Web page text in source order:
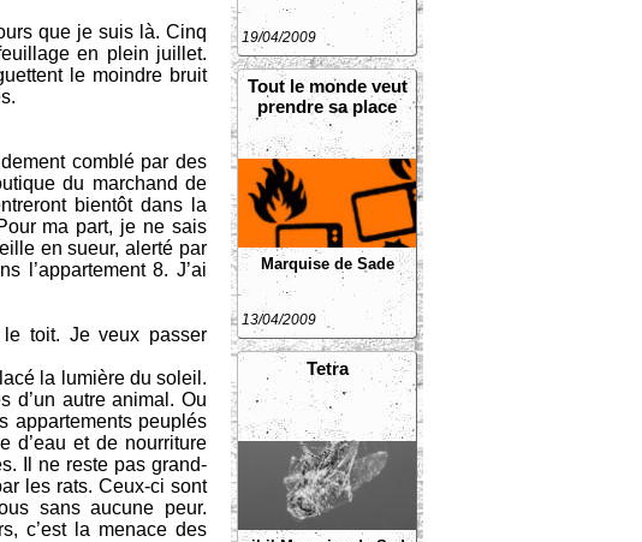
19/04/2009
Tout le monde veut
prendre sa place
Marquise de Sade
13/04/2009
Tetra
que je suis là. Cinq
en plein juillet.
le moindre bruit
comblé par des
du marchand de
bientôt dans la
ma part, je ne sais
en sueur, alerté par
l’appartement 8. J’ai
toit. Je veux passer
la lumière du soleil.
d’un autre animal. Ou
appartements peuplés
d’eau et de nourriture
Il ne reste pas grand-
les rats. Ceux-ci sont
sans aucune peur.
c’est la menace des